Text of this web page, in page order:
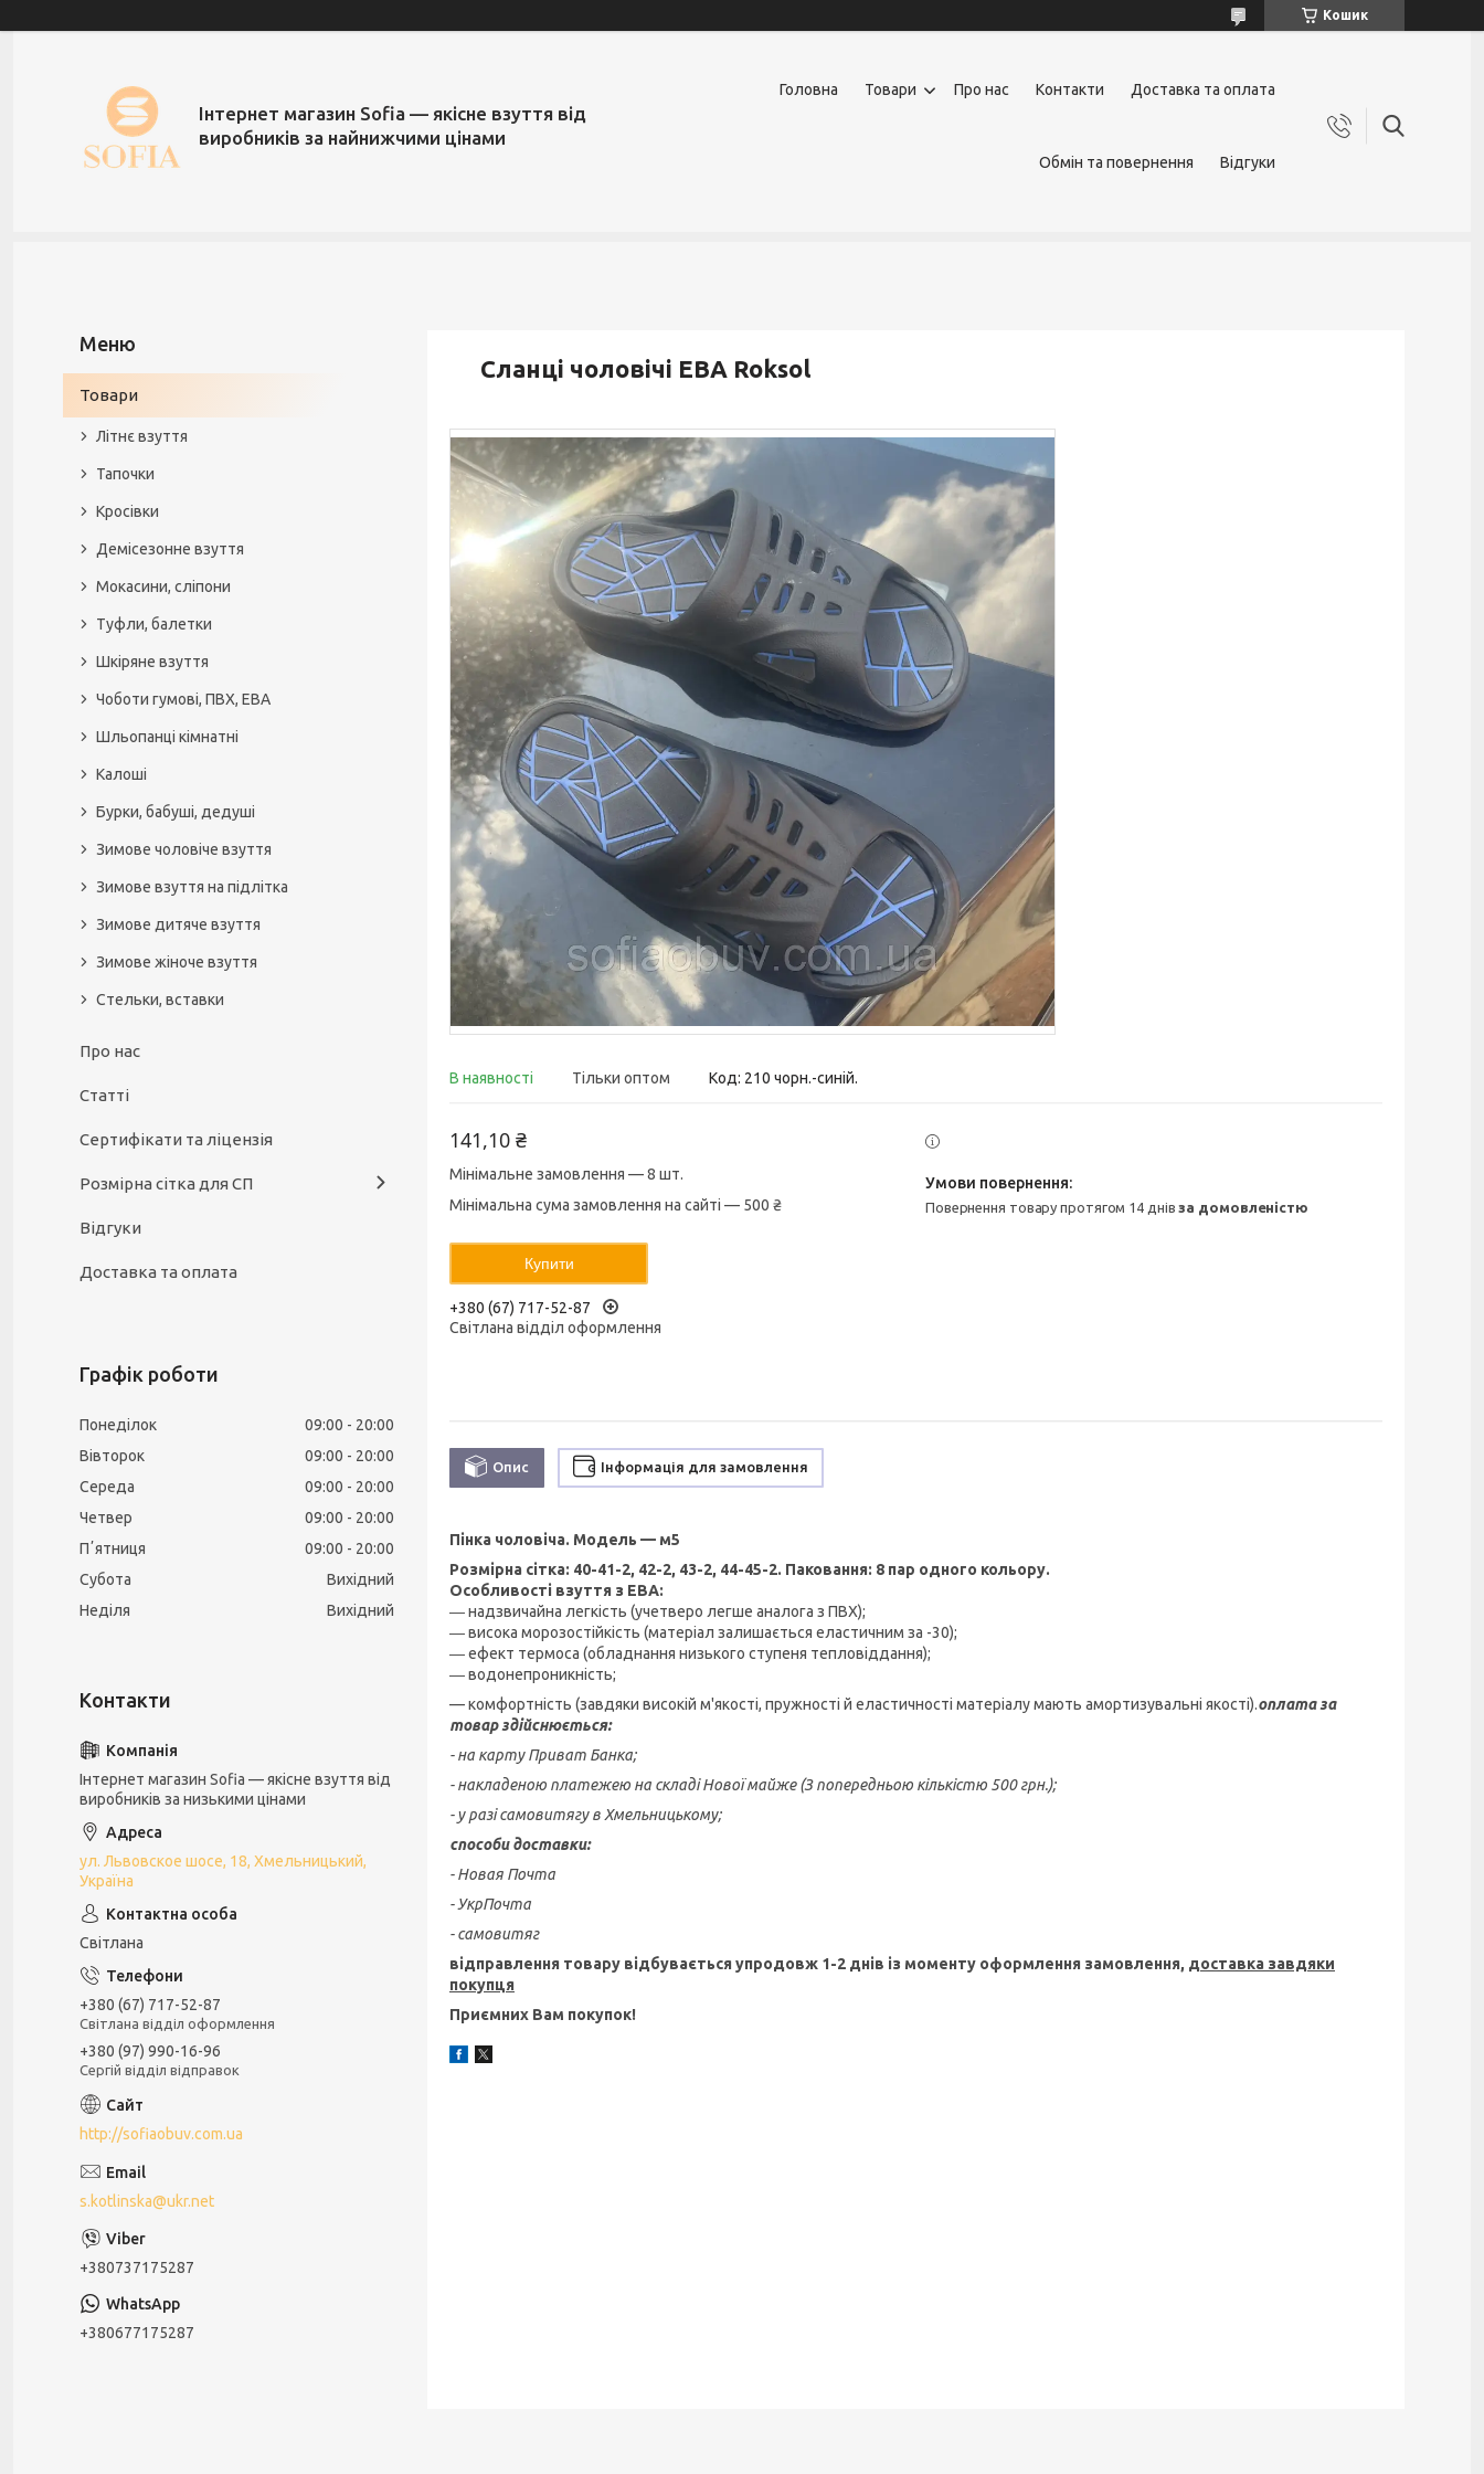
Кошик
Інтернет магазин Sofia — якісне взуття від
виробників за найнижчими цінами
Головна Товари Про нас Контакти Доставка та оплата
Обмін та повернення Відгуки
Сланці чоловічі ЕВА Roksol
В наявності Тільки оптом Код: 210 чорн.-синій.
141,10 ₴
Мінімальне замовлення — 8 шт.
Мінімальна сума замовлення на сайті — 500 ₴
Купити
+380 (67) 717-52-87
Світлана відділ оформлення
повернення товару протягом 14 днівза домовленістю
Опис Інформація для замовлення
Пінка чоловіча. Модель — м5
Розмірна сітка: 40-41-2, 42-2, 43-2, 44-45-2. Паковання: 8 пар одного кольору.
Особливості взуття з ЕВА:
― надзвичайна легкість (учетверо легше аналога з ПВХ);
― висока морозостійкість (матеріал залишається еластичним за -30);
― ефект термоса (обладнання низького ступеня тепловіддання);
― водонепроникність;
— комфортність (завдяки високій м'якості, пружності й еластичності матеріалу мають амортизувальні якості).оплата за
товар здійснюється:
- на карту Приват Банка;
- накладеною платежею на складі Нової майже (З попередньою кількістю 500 грн.);
- у разі самовитягу в Хмельницькому;
способи доставки:
- Новая Почта
- УкрПочта
- самовитяг
відправлення товару відбувається упродовж 1-2 днів із моменту оформлення замовлення, доставка завдяки
покупця
Приємних Вам покупок!
Товари
Літнє взуття
Тапочки
Кросівки
Демісезонне взуття
Мокасини, сліпони
Туфли, балетки
Шкіряне взуття
Чоботи гумові, ПВХ, ЕВА
Шльопанці кімнатні
Калоші
Бурки, бабуші, дедуші
Зимове чоловіче взуття
Зимове взуття на підлітка
Зимове дитяче взуття
Зимове жіноче взуття
Стельки, вставки
Про нас
Статті
Сертифікати та ліцензія
Розмірна сітка для СП
Відгуки
Доставка та оплата
Графік роботи
Понеділок 09:00
20:00
Вівторок
09:00
20:00
Середа
09:00
20:00
Четвер
09:00
20:00
Пʼятниця
09:00
20:00
Субота
Вихідний
Неділя
Вихідний
Інтернет магазин Sofia — якісне взуття від
виробників за низькими цінами
ул. Львовское шосе, 18, Хмельницький,
Україна
Світлана
+380 (67) 717-52-87
Світлана відділ оформлення
+380 (97) 990-16-96
Сергій відділ відправок
http://sofiaobuv.com.ua
s.kotlinska@ukr.net
+380737175287
+380677175287